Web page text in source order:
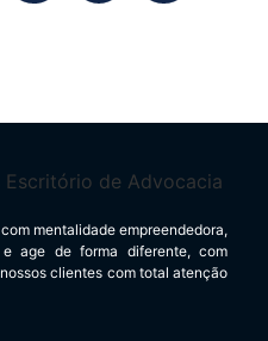
mentalidade empreendedora,
age de forma diferente, com
clientes com total atenção